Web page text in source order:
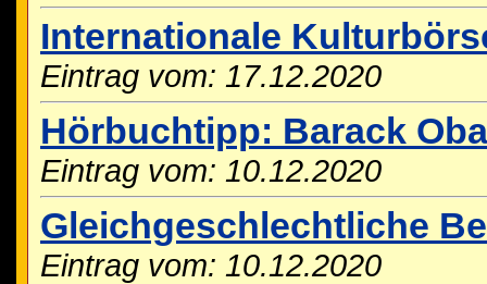
Internationale
Eintrag vom: 17.12.2020
Hörbuchtipp: Barack
Eintrag vom: 10.12.2020
Gleichgeschlechtliche
Eintrag vom: 10.12.2020